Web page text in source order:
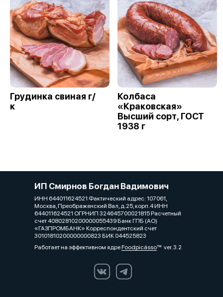
Грудинка свиная г/
к
Колбаса
«Краковская»
Высший сорт, ГОСТ
1938 г
ИП Смирнов Богдан Вадимович
ИНН 644011624521 Фактический адрес: 107061,
Москва, Преображенский Вал, д.25, корп.4 ИНН
644011624521 ОГРНИП 324645700021815 Расчетный
счет 40802810200000055439 Банк ГПБ (АО)
«ГАЗПРОМБАНК» Корреспондентский счет
30101810200000000823 БИК 044525823
Работает на эффективном ядреFoodpicássover. 3.2